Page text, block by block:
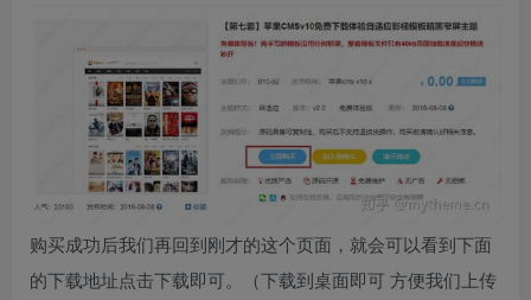
购买成功后我们再回到刚才的这个页面，就会可以看到下面
的下载地址点击下载即可。（下载到桌面即可 方便我们上传